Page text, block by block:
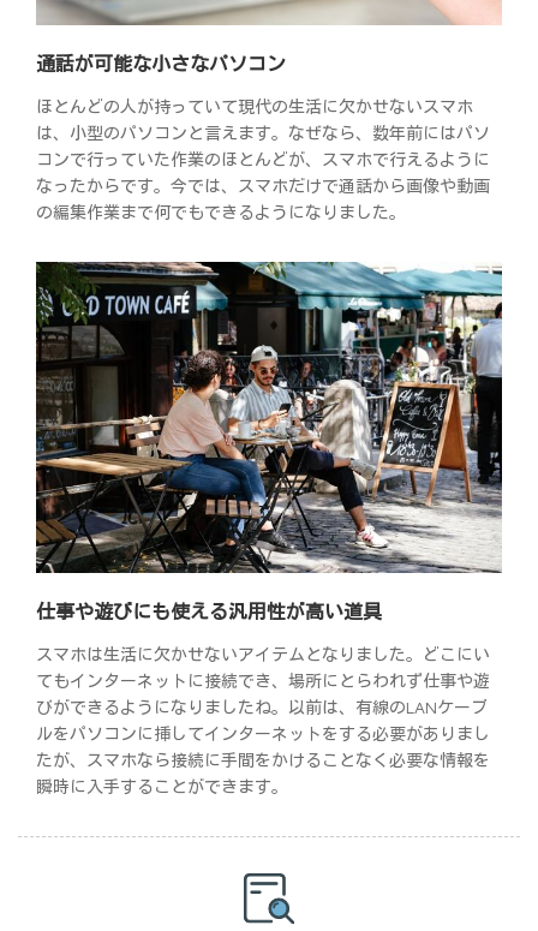
通話が可能な小さなパソコン
ほとんどの人が持っていて現代の生活に欠かせないスマホ
は、小型のパソコンと言えます。なぜなら、数年前にはパソ
コンで行っていた作業のほとんどが、スマホで行えるように
なったからです。今では、スマホだけで通話から画像や動画
の編集作業まで何でもできるようになりました。
仕事や遊びにも使える汎用性が高い道具
スマホは生活に欠かせないアイテムとなりました。どこにい
てもインターネットに接続でき、場所にとらわれず仕事や遊
びができるようになりましたね。以前は、有線のLANケーブ
ルをパソコンに挿してインターネットをする必要がありまし
たが、スマホなら接続に手間をかけることなく必要な情報を
瞬時に入手することができます。